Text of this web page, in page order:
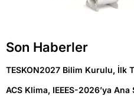
Son Haberler
TESKON2027 Bilim Kurulu, İlk
ACS Klima, IEEES-2026’ya